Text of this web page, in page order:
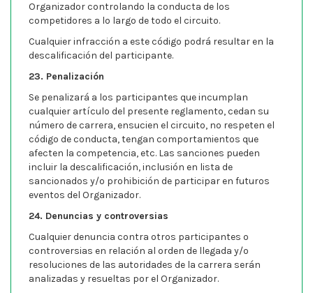
Organizador controlando la conducta de los
competidores a lo largo de todo el circuito.
Cualquier infracción a este código podrá resultar en la
descalificación del participante.
23. Penalización
Se penalizará a los participantes que incumplan
cualquier artículo del presente reglamento, cedan su
número de carrera, ensucien el circuito, no respeten el
código de conducta, tengan comportamientos que
afecten la competencia, etc. Las sanciones pueden
incluir la descalificación, inclusión en lista de
sancionados y/o prohibición de participar en futuros
eventos del Organizador.
24. Denuncias y controversias
Cualquier denuncia contra otros participantes o
controversias en relación al orden de llegada y/o
resoluciones de las autoridades de la carrera serán
analizadas y resueltas por el Organizador.